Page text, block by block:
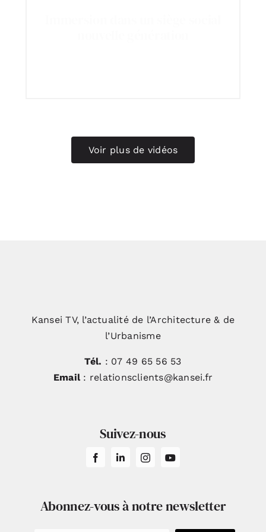
Voir plus de vidéos
Kansei TV, l’actualité de l’Architecture & de
l’Urbanisme
Tél. : 07 49 65 56 53
Email: relationsclients@kansei.fr
Suivez-nous
Abonnez-vous à notre newsletter